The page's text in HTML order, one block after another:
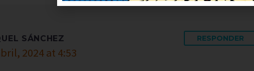
SÁNCHEZ
2024 at 4:53
RESPONDER